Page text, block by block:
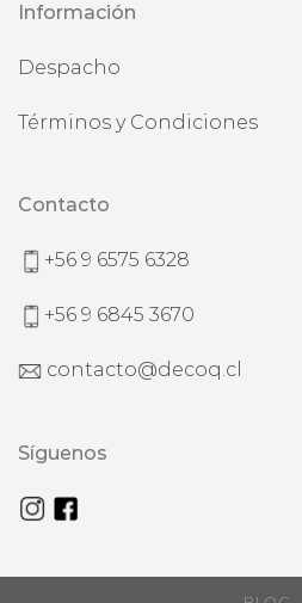
Información
Despacho
Términos y Condiciones
Contacto
+56 9 6575 6328
+56 9 6845 3670
contacto@decoq.cl
Síguenos